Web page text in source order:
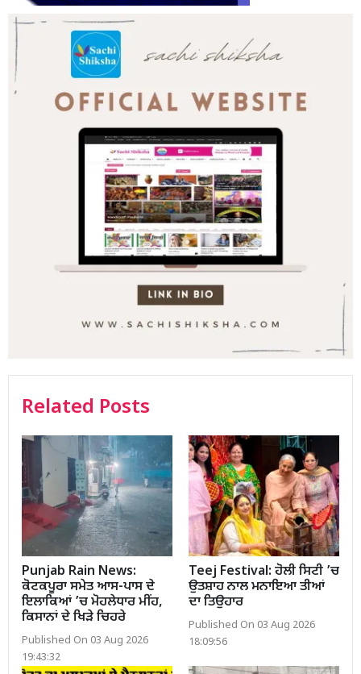
Related Posts
Punjab Rain News:
ਕੋਟਕਪੂਰਾ ਸਮੇਤ ਆਸ-ਪਾਸ ਦੇ
ਇਲਾਕਿਆਂ ’ਚ ਮੋਹਲੇਧਾਰ ਮੀਂਹ,
ਕਿਸਾਨਾਂ ਦੇ ਖਿੜੇ ਚਿਹਰੇ
Published On 03 Aug 2026
19:43:32
Teej Festival: ਹੋਲੀ ਸਿਟੀ ’ਚ
ਉਤਸ਼ਾਹ ਨਾਲ ਮਨਾਇਆ ਤੀਆਂ
ਦਾ ਤਿਉਹਾਰ
Published On 03 Aug 2026
18:09:56